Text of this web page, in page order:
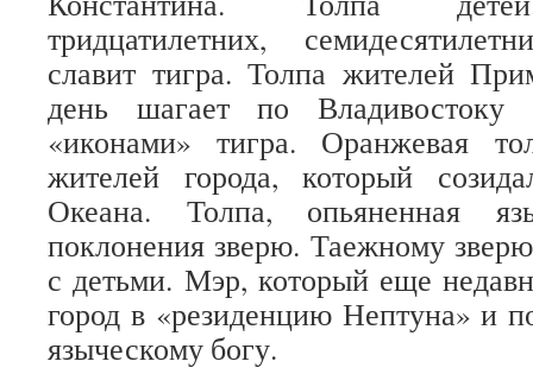
тридцатилетних,
славит тигра. Толпа жителей
день шагает по Владивостоку
«иконами» тигра. Оранжевая
жителей города, который
Океана. Толпа, опьяненная
поклонения зверю. Таежному
с детьми. Мэр, который еще
город в «резиденцию Нептуна» и
языческому богу.